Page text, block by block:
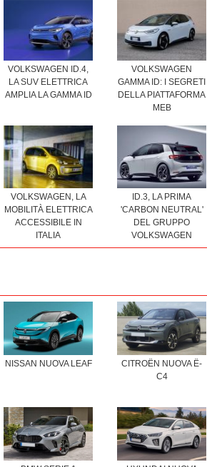
VOLKSWAGEN ID.4,
LA SUV ELETTRICA
AMPLIA LA GAMMA ID
VOLKSWAGEN
GAMMA ID: I SEGRETI
DELLA PIATTAFORMA
MEB
VOLKSWAGEN, LA
MOBILITÀ ELETTRICA
ACCESSIBILE IN
ITALIA
ID.3, LA PRIMA
'CARBON NEUTRAL'
DEL GRUPPO
VOLKSWAGEN
NISSAN NUOVA LEAF
CITROËN NUOVA Ë-
C4